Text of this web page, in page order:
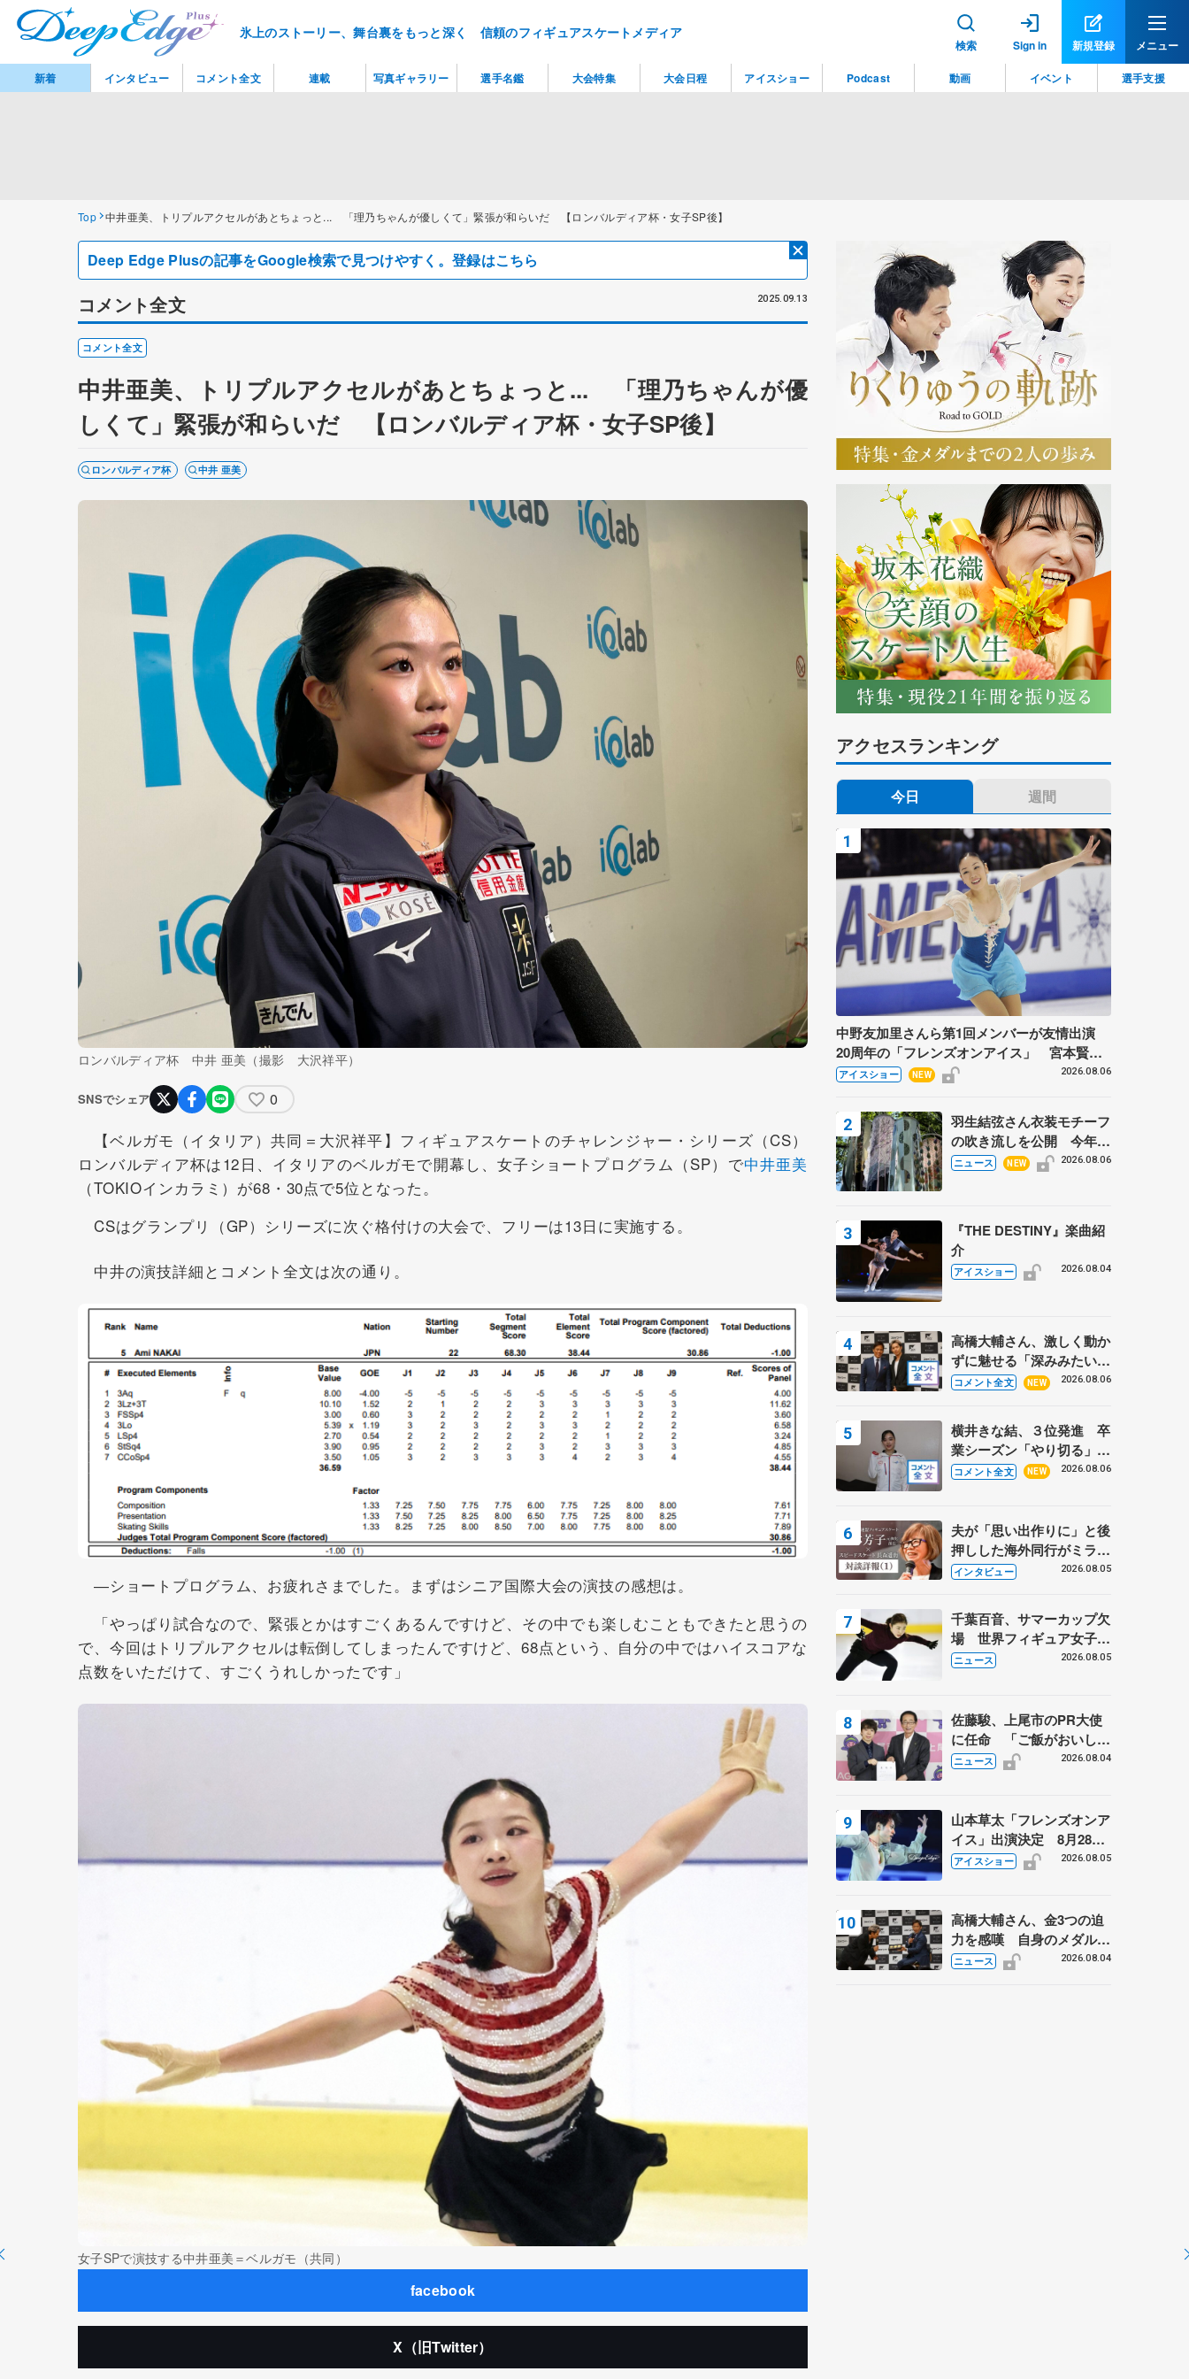
氷上のストーリー、舞台裏をもっと深く 信頼のフィギュアスケートメディア
検索 Sign in 新規登録 メニュー
Top 中井亜美、トリプルアクセルがあとちょっと... 「理乃ちゃんが優しくて」緊張が和らいだ 【ロンバルディア杯・女子SP後】
Deep Edge Plusの記事をGoogle検索で見つけやすく。登録はこちら
コメント全文 2025.09.13
コメント全文
中井亜美、トリプルアクセルがあとちょっと... 「理乃ちゃんが優
しくて」緊張が和らいだ 【ロンバルディア杯・女子SP後】
ロンバルディア杯 中井 亜美
ロンバルディア杯 中井 亜美（撮影 大沢祥平）
SNSでシェア 0
【ベルガモ（イタリア）共同＝大沢祥平】フィギュアスケートのチャレンジャー・シリーズ（CS）
ロンバルディア杯は12日、イタリアのベルガモで開幕し、女子ショートプログラム（SP）で中井亜美
（TOKIOインカラミ）が68・30点で5位となった。
CSはグランプリ（GP）シリーズに次ぐ格付けの大会で、フリーは13日に実施する。
中井の演技詳細とコメント全文は次の通り。
―ショートプログラム、お疲れさまでした。まずはシニア国際大会の演技の感想は。
「やっぱり試合なので、緊張とかはすごくあるんですけど、その中でも楽しむこともできたと思うの
で、今回はトリプルアクセルは転倒してしまったんですけど、68点という、自分の中ではハイスコアな
点数をいただけて、すごくうれしかったです」
女子SPで演技する中井亜美＝ベルガモ（共同）
facebook
X（旧Twitter）
アクセスランキング
今日 週間
中野友加里さんら第1回メンバーが友情出演
20周年の「フレンズオンアイス」 宮本賢二
さん、有川梨絵さん、田村岳斗さんも
アイスショー NEW 2026.08.06
羽生結弦さん衣装モチーフ
の吹き流しを公開 今年は
「春よ、来い」、仙台の瑞
ニュース NEW 2026.08.06
『THE DESTINY』楽曲紹
介
アイスショー 2026.08.04
高橋大輔さん、激しく動か
ずに魅せる「深みみたいな
ものは出てきている？」
あい
コメント全文 NEW 2026.08.06
横井きな結、３位発進 卒
業シーズン「やり切る」
【みなとアクルス杯SP】
コメント全文 NEW 2026.08.06
夫が「思い出作りに」と後
押しした海外同行がミラノ
まで… 繁華街のリンクで
に 小林芳子さんが振り返
るスケート人生
インタビュー 2026.08.05
千葉百音、サマーカップ欠
場 世界フィギュア女子2
位
ニュース 2026.08.05
佐藤駿、上尾市のPR大使
に任命 「ご飯がおいし
く、住みやすいのが魅力」
ニュース 2026.08.04
山本草太「フレンズオンア
イス」出演決定 8月28日
（金）2公演のみ 荒川静
アイスショー 2026.08.05
高橋大輔さん、金3つの迫
力を感嘆 自身のメダルは
「どちらに？」 〝リス兄
ニュース 2026.08.04
新着 インタビュー コメント全文 連載 写真ギャラリー 選手名鑑 大会特集 大会日程 アイスショー Podcast 動画 イベント 選手支援